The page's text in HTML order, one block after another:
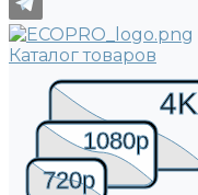
Каталог товаров
1080p
4K
720p